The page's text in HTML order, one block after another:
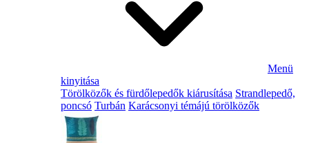
Menü
kinyitása
Törölközők és fürdőlepedők kiárusítása Strandlepedő,
poncsó Turbán Karácsonyi témájú törölközők